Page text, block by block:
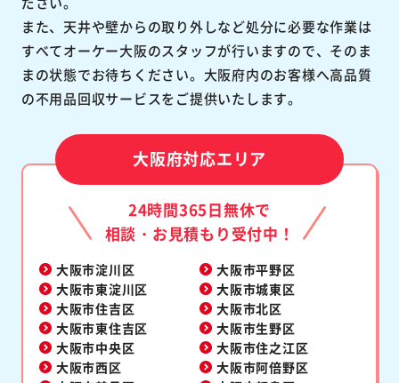
また、天井や壁からの取り外しなど処分に必要な作業は
すべてオーケー大阪のスタッフが行いますので、そのま
まの状態でお待ちください。大阪府内のお客様へ高品質
の不用品回収サービスをご提供いたします。
大阪府対応エリア
24時間365日無休で
相談・お見積もり受付中！
大阪市淀川区
大阪市平野区
大阪市東淀川区
大阪市城東区
大阪市住吉区
大阪市北区
大阪市東住吉区
大阪市生野区
大阪市中央区
大阪市住之江区
大阪市西区
大阪市阿倍野区